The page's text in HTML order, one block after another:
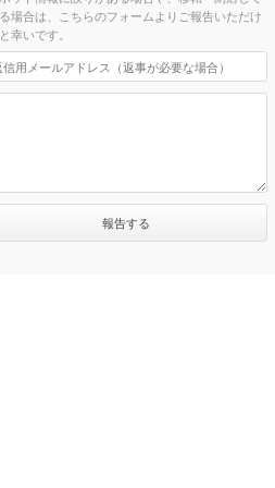
場合は、こちらのフォームよりご報告いただけ
幸いです。